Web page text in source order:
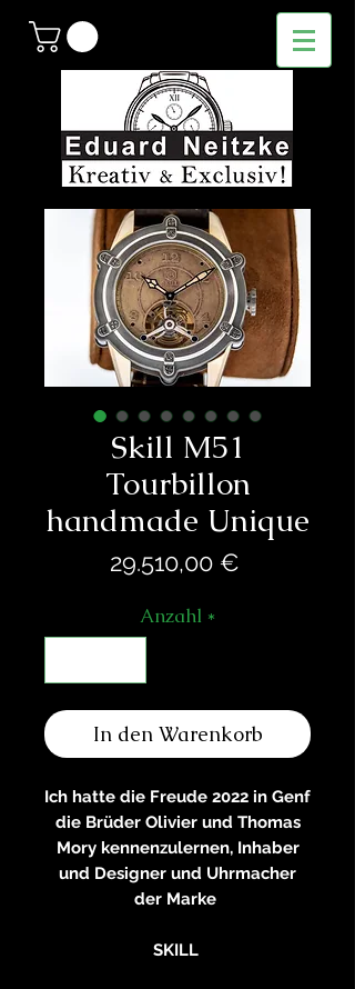
Skill M51
Tourbillon
handmade Unique
29.510,00 €
Anzahl *
In den Warenkorb
Ich hatte die Freude 2022 in Genf
die Brüder Olivier und Thomas
Mory kennenzulernen, Inhaber
und Designer und Uhrmacher
der Marke
SKILL